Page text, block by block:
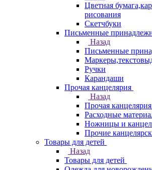
Цветная
рисования
Скетчбуки
Письменные
Назад
Письменные
Ручки
Карандаши
Прочая канцелярия
Назад
Прочая канцелярия
Расходные
Ножницы и
Прочие
Товары для детей
Назад
Товары для детей